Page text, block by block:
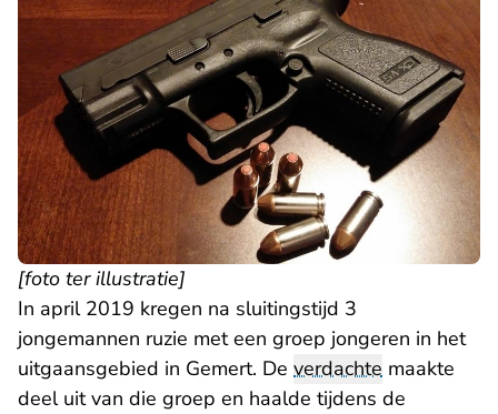
[foto ter illustratie]
In april 2019 kregen na sluitingstijd 3
jongemannen ruzie met een groep jongeren in het
uitgaansgebied in Gemert. De verdachte maakte
deel uit van die groep en haalde tijdens de